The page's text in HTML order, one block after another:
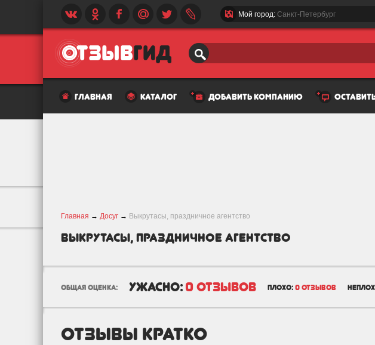
Мой город: Санкт-Петербург
главная каталог добавить компанию
Главная → Досуг → Выкрутасы, праздничное агентство
Выкрутасы, праздничное агентство
общая оценка: ужасно: 0 отзывов плохо: 0 отзывов
отзывы кратко